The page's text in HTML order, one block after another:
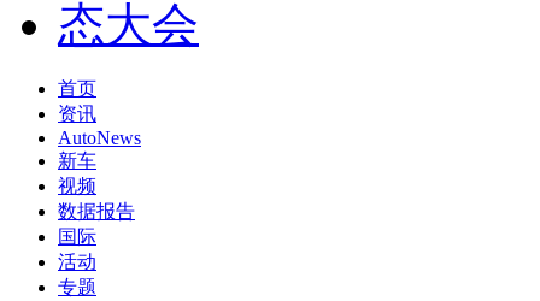
首页
资讯
AutoNews
新车
视频
数据报告
国际
活动
专题